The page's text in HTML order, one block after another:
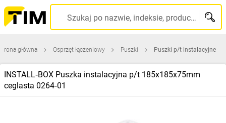
Szukaj po nazwie, indeksie, producencie, kodzie kreskowym...
główna Osprzęt łączeniowy Puszki Puszki p/t instalacyjne
INSTALL‑BOX Puszka instalacyjna p/t 185x185x75mm
ceglasta 0264‑01